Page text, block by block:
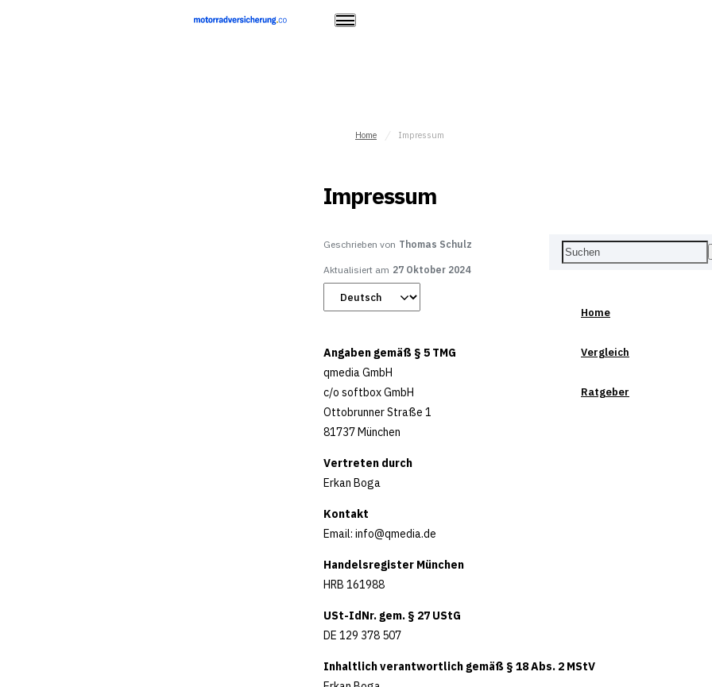
Home
Vergleich
Ratgeber
Home Impressum
Impressum
Geschrieben von Thomas Schulz
Aktualisiert am 27 Oktober 2024
Angaben gemäß § 5 TMG
qmedia GmbH
c/o softbox GmbH
Ottobrunner Straße 1
81737 München
Vertreten durch
Erkan Boga
Kontakt
Email: info@qmedia.de
Handelsregister München
HRB 161988
USt-IdNr. gem. § 27 UStG
DE 129 378 507
Inhaltlich verantwortlich gemäß § 18 Abs. 2 MStV